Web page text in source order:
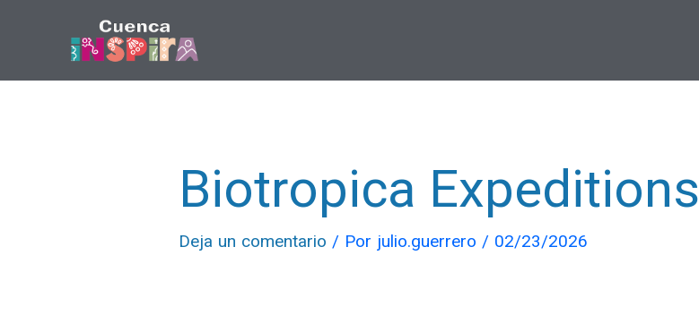
Biotropica Expeditions
Deja un comentario / Por julio.guerrero / 02/23/2026